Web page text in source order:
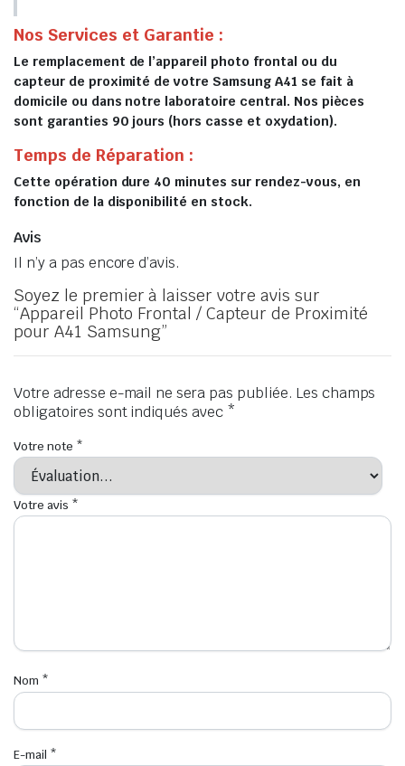
Nos Services et Garantie :
Le remplacement de l’appareil photo frontal ou du
capteur de proximité de votre Samsung A41 se fait à
domicile ou dans notre laboratoire central. Nos pièces
sont garanties 90 jours (hors casse et oxydation).
Temps de Réparation :
Cette opération dure 40 minutes sur rendez-vous, en
fonction de la disponibilité en stock.
Avis
Il n’y a pas encore d’avis.
Soyez le premier à laisser votre avis sur
“Appareil Photo Frontal / Capteur de Proximité
pour A41 Samsung”
Votre adresse e-mail ne sera pas publiée. Les champs
obligatoires sont indiqués avec *
Votre note *
Votre avis *
Nom *
E-mail *